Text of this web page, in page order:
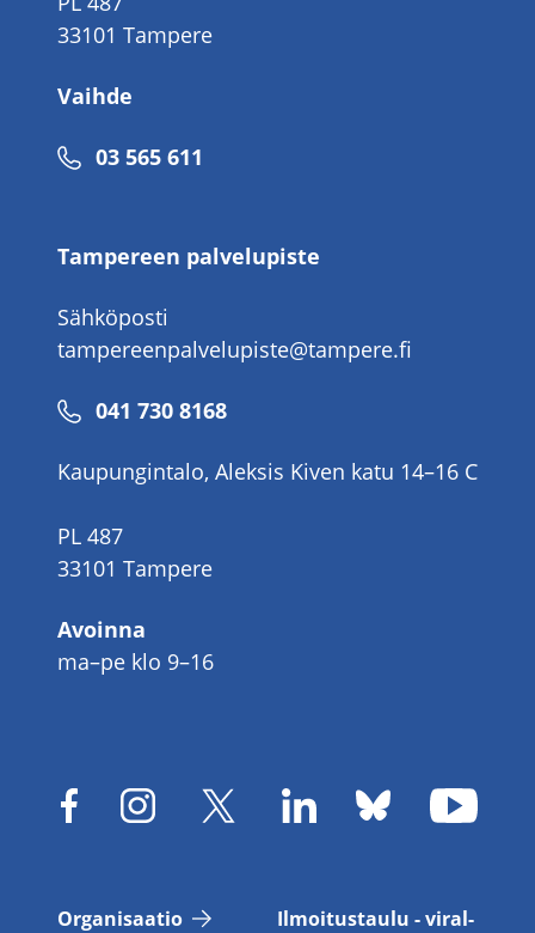
33101 Tampere
Vaihde
Puhelinnumero
03 565 611
Tampereen palvelupiste
Sähköposti
tampereenpalvelupiste@tampere.fi
Puhelinnumero
041 730 8168
Kaupungintalo, Aleksis Kiven katu 14–16 C
PL 487
33101 Tampere
Avoinna
ma–pe klo 9–16
Or­ga­ni­saa­tio
Il­moi­tus­tau­lu - vi­ral­